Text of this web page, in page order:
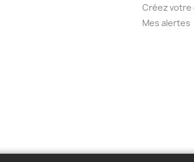
Créez votre
Mes alertes